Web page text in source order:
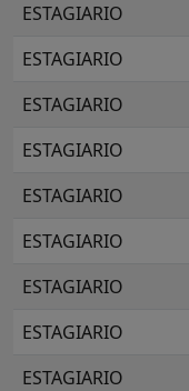
ESTAGIARIO
ESTAGIARIO
ESTAGIARIO
ESTAGIARIO
ESTAGIARIO
ESTAGIARIO
ESTAGIARIO
ESTAGIARIO
ESTAGIARIO